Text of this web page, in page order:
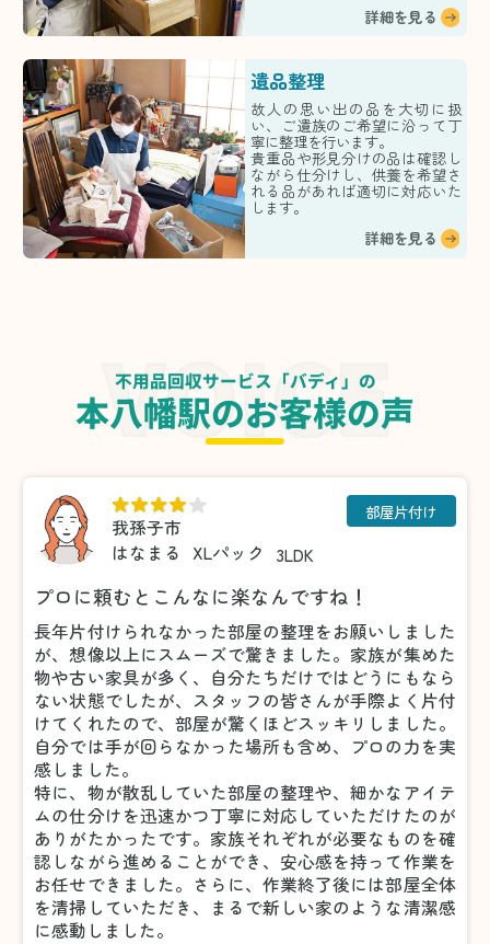
詳細を見る
遺品整理
故人の思い出の品を大切に扱
い、ご遺族のご希望に沿って丁
寧に整理を行います。
貴重品や形見分けの品は確認し
ながら仕分けし、供養を希望さ
れる品があれば適切に対応いた
します。
詳細を見る
不用品回収サービス「バディ」の
本八幡駅のお客様の声
我孫子市
はなまる
XLパック 3LDK
部屋片付け
プロに頼むとこんなに楽なんですね！
長年片付けられなかった部屋の整理をお願いしました
が、想像以上にスムーズで驚きました。家族が集めた
物や古い家具が多く、自分たちだけではどうにもなら
ない状態でしたが、スタッフの皆さんが手際よく片付
けてくれたので、部屋が驚くほどスッキリしました。
自分では手が回らなかった場所も含め、プロの力を実
感しました。
特に、物が散乱していた部屋の整理や、細かなアイテ
ムの仕分けを迅速かつ丁寧に対応していただけたのが
ありがたかったです。家族それぞれが必要なものを確
認しながら進めることができ、安心感を持って作業を
お任せできました。さらに、作業終了後には部屋全体
を清掃していただき、まるで新しい家のような清潔感
に感動しました。